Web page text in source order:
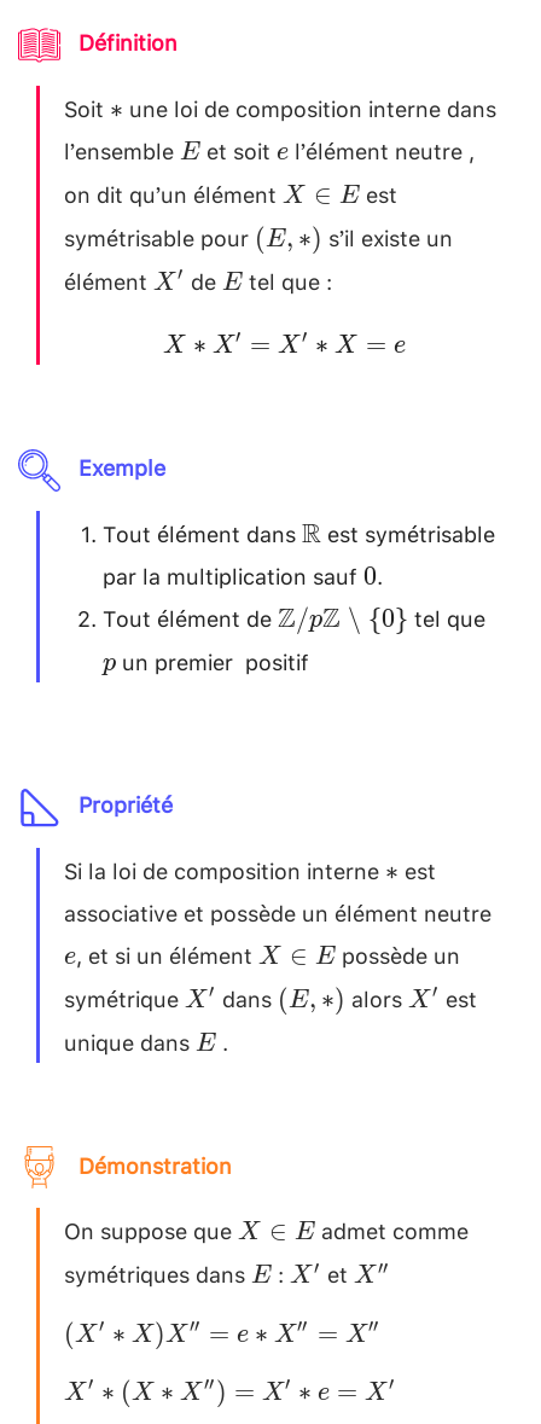
\end{aligned}
Définition
Soit *
∗ une loi de composition interne dans
l’ensembleE
E et soit e
e l’élément neutre ,
on dit qu’un élémentX\in
E
X ∈ E est
symétrisable pour (E
(E, ∗) s’il existe un
élémentX'
X ′ de E
E tel que :
X*X'=X'*X=e
X ∗ X′ = X ′ ∗ X = e
Exemple
Tout élément dans\mathbb{R}
Rest symétrisable
par la multiplication sauf0
0.
Tout élément de\mathbb{Z}/
~\backslash ~ \{0\}
Z/pZ \ {0} tel que
p un premier positif
Propriété
Si la loi de composition interne *
∗ est
associative et possède un élément neutre
e, et si un élémentX
\in
X ∈ E possède un
symétriqueX'
X′ dans (E
(E, ∗) alors X'
X′ est
unique dansE
E .
Démonstration
On suppose queX
\in
X ∈ E admet comme
symétriques dansE
E :X'
X ′ etX'' \\
X ′′
(X'*X)X''=e*X''=X''
(X′ ∗ X)X′′ = e ∗ X′′ = X′′
X'*
X ′ ∗ (X ∗ X ′′) = X′ ∗ e = X ′